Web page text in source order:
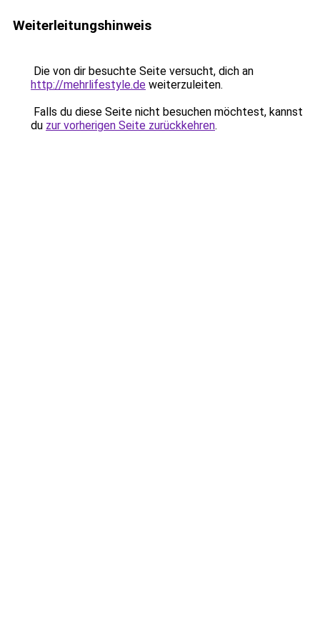
Weiterleitungshinweis
Die von dir besuchte Seite versucht, dich an
http://mehrlifestyle.de weiterzuleiten.
Falls du diese Seite nicht besuchen möchtest, kannst
du zur vorherigen Seite zurückkehren.